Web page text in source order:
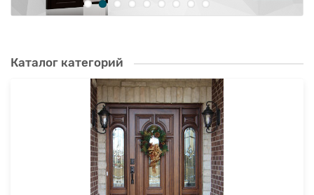
Каталог категорий